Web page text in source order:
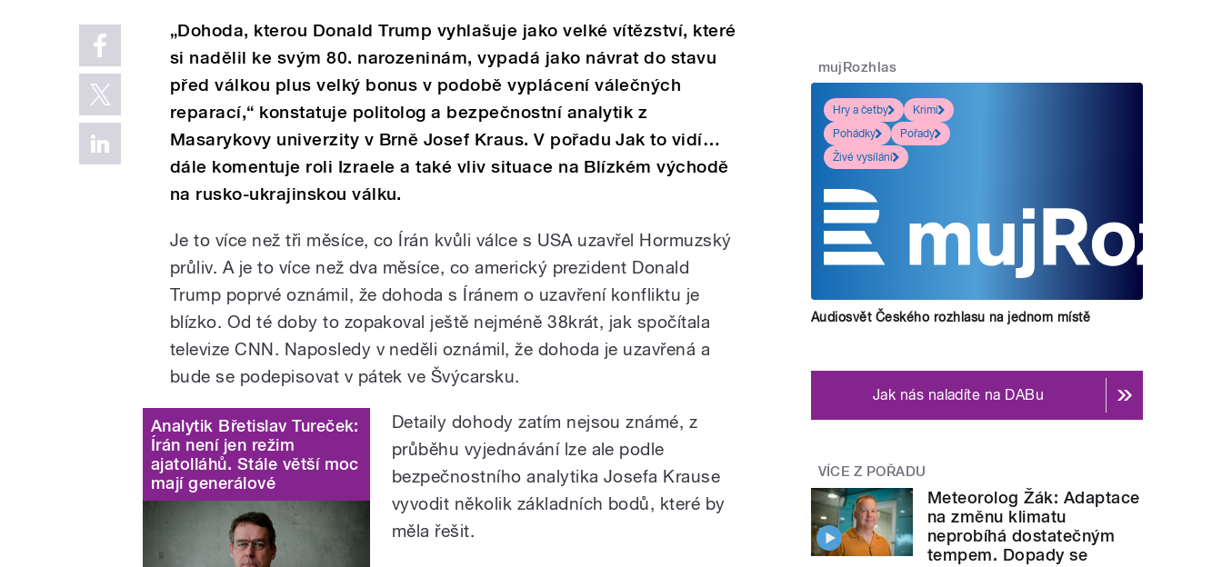
„Dohoda, kterou Donald Trump vyhlašuje jako velké vítězství, které
si nadělil ke svým 80. narozeninám, vypadá jako návrat do stavu
před válkou plus velký bonus v podobě vyplácení válečných
reparací,“ konstatuje politolog a bezpečnostní analytik z
Masarykovy univerzity v Brně Josef Kraus. V pořadu Jak to vidí…
dále komentuje roli Izraele a také vliv situace na Blízkém východě
na rusko-ukrajinskou válku.
Je to více než tři měsíce, co Írán kvůli válce s USA uzavřel Hormuzský
průliv. A je to více než dva měsíce, co americký prezident Donald
Trump poprvé oznámil, že dohoda s Íránem o uzavření konfliktu je
blízko. Od té doby to zopakoval ještě nejméně 38krát, jak spočítala
televize CNN. Naposledy v neděli oznámil, že dohoda je uzavřená a
bude se podepisovat v pátek ve Švýcarsku.
Analytik Břetislav Tureček:
Írán není jen režim
ajatolláhů. Stále větší moc
mají generálové
Detaily dohody zatím nejsou známé, z
průběhu vyjednávání lze ale podle
bezpečnostního analytika Josefa Krause
vyvodit několik základních bodů, které by
měla řešit.
mujRozhlas
Hry a četby
Krimi
Pohádky
Pořady
Živé vysílání
Audiosvět Českého rozhlasu na jednom místě
Jak nás naladíte na DABu
VÍCE Z POŘADU
Meteorolog Žák: Adaptace
na změnu klimatu
neprobíhá dostatečným
tempem. Dopady se